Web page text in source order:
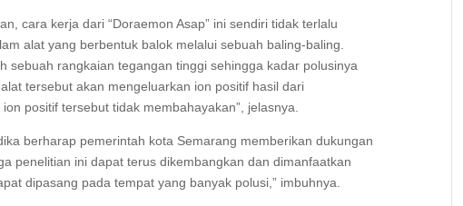
cara kerja dari “Doraemon Asap” ini sendiri tidak terlalu
alat yang berbentuk balok melalui sebuah baling-baling.
sebuah rangkaian tegangan tinggi sehingga kadar polusinya
tersebut akan mengeluarkan ion positif hasil dari
positif tersebut tidak membahayakan”, jelasnya.
berharap pemerintah kota Semarang memberikan dukungan
penelitian ini dapat terus dikembangkan dan dimanfaatkan
dipasang pada tempat yang banyak polusi,” imbuhnya.